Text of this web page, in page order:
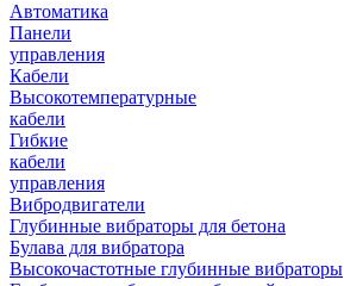
Автоматика
Панели
управления
Кабели
Высокотемпературные
кабели
Гибкие
кабели
управления
Вибродвигатели
Глубинные вибраторы для бетона
Булава для вибратора
Высокочастотные глубинные вибраторы